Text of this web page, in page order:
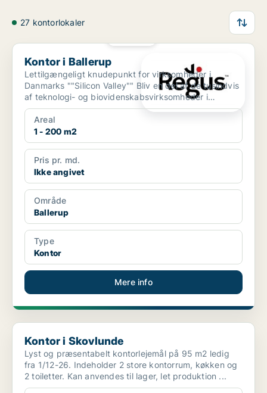
27 kontorlokaler
Kontor i Ballerup
Kontor i Ballerup
Lettilgængeligt knudepunkt for virksomheder i
Danmarks ""Silicon Valley"" Bliv en del af de tusindvis
af teknologi- og biovidenskabsvirksomheder i
Ballerups...
Areal
1 - 200 m2
Pris pr. md.
Ikke angivet
Område
Ballerup
Type
Kontor
Mere info
Kontor i Skovlunde
Kontor i Skovlunde
Lyst og præsentabelt kontorlejemål på 95 m2 ledig
fra 1/12-26. Indeholder 2 store kontorrum, køkken og
2 toiletter. Kan anvendes til lager, let produktion ...